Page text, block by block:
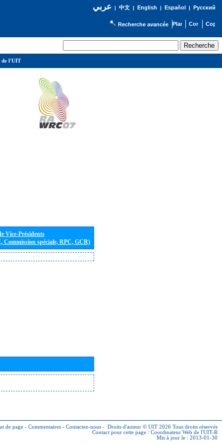
عربي| 中文| English | Español | Русский
Recherche avancée
Vice-Présidents
spéciale, RPC, GCR)
de page - Commentaires - Contactez-nous - Droits d'auteur © UIT 2026 Tous droits réservés
Contact pour cette page : Coordinateur Web de l'UIT-R
Mis à jour le : 2013-01-30
de l'UIT